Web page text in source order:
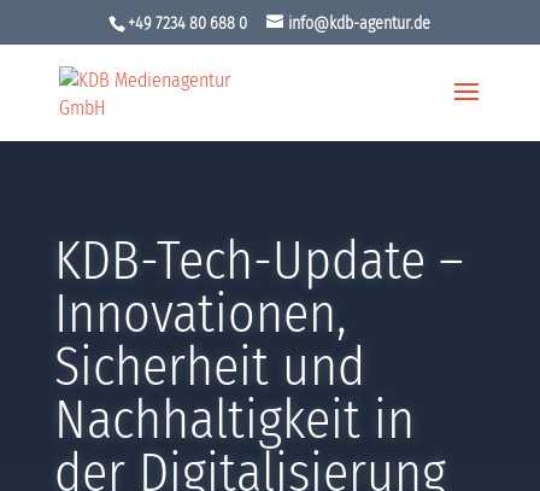
+49 7234 80 688 0 info@kdb-agentur.de
KDB-Tech-Update –
Innovationen,
Sicherheit und
Nachhaltigkeit in
der Digitalisierung